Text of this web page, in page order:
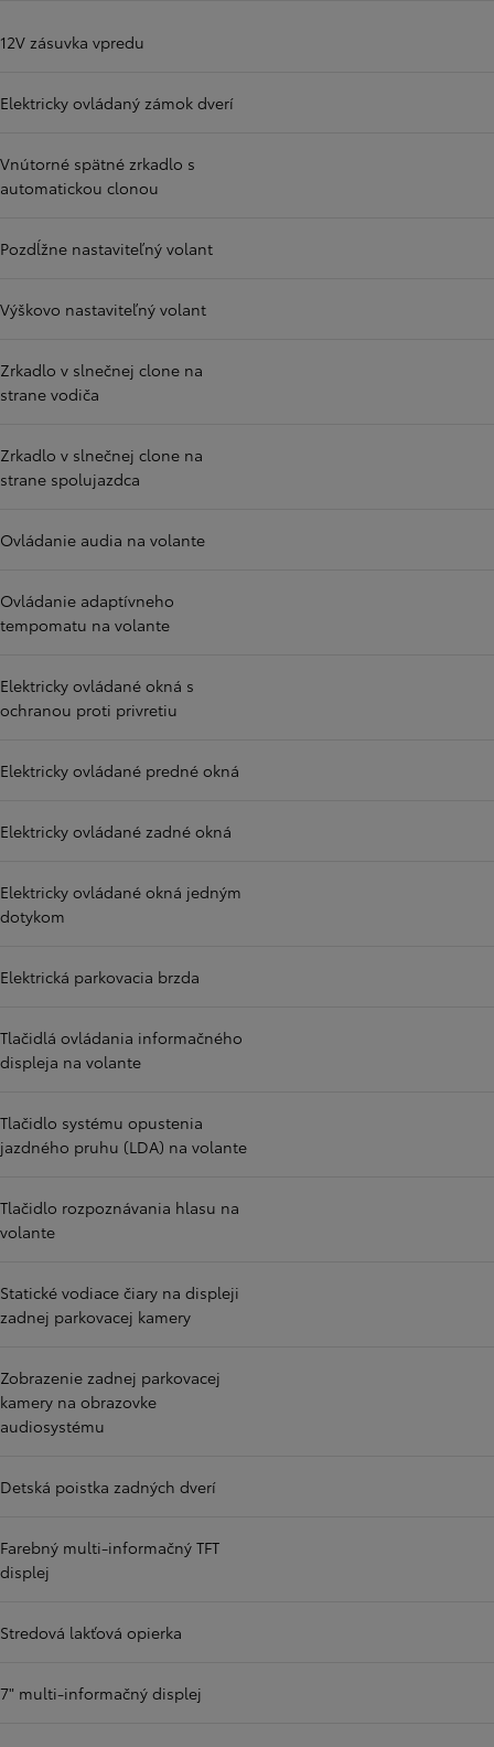
12V zásuvka vpredu
Elektricky ovládaný zámok dverí
Vnútorné spätné zrkadlo s
automatickou clonou
Pozdĺžne nastaviteľný volant
Výškovo nastaviteľný volant
Zrkadlo v slnečnej clone na
strane vodiča
Zrkadlo v slnečnej clone na
strane spolujazdca
Ovládanie audia na volante
Ovládanie adaptívneho
tempomatu na volante
Elektricky ovládané okná s
ochranou proti privretiu
Elektricky ovládané predné okná
Elektricky ovládané zadné okná
Elektricky ovládané okná jedným
dotykom
Elektrická parkovacia brzda
Tlačidlá ovládania informačného
displeja na volante
Tlačidlo systému opustenia
jazdného pruhu (LDA) na volante
Tlačidlo rozpoznávania hlasu na
volante
Statické vodiace čiary na displeji
zadnej parkovacej kamery
Zobrazenie zadnej parkovacej
kamery na obrazovke
audiosystému
Detská poistka zadných dverí
Farebný multi-informačný TFT
displej
Stredová lakťová opierka
7" multi-informačný displej